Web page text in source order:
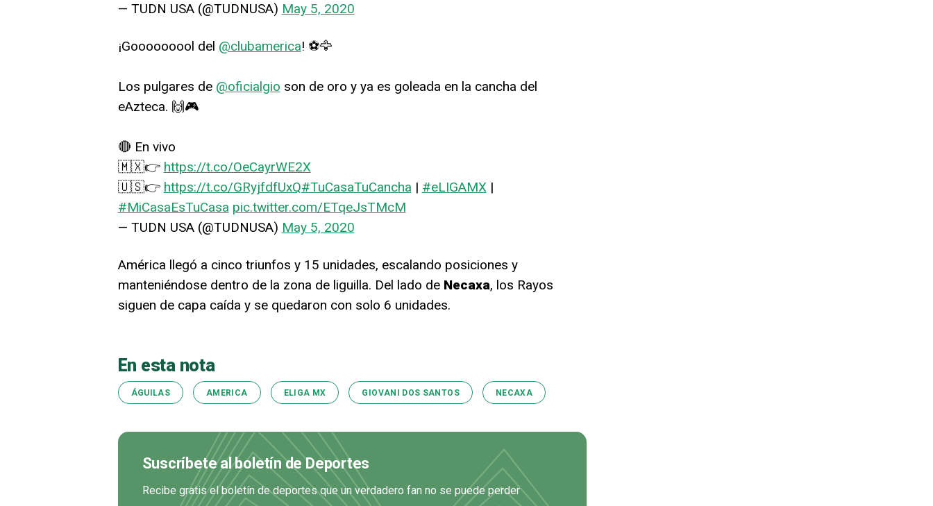
— TUDN USA (@TUDNUSA) May 5, 2020
¡Gooooooool del @clubamerica! ⚽🦅
Los pulgares de @oficialgio son de oro y ya es goleada en la cancha del
eAzteca. 🙌🎮
🔴 En vivo
🇲🇽👉 https://t.co/OeCayrWE2X
🇺🇸👉 https://t.co/GRyjfdfUxQ#TuCasaTuCancha | #eLIGAMX|
#MiCasaEsTuCasa pic.twitter.com/ETqeJsTMcM
— TUDN USA (@TUDNUSA) May 5, 2020
América llegó a cinco triunfos y 15 unidades, escalando posiciones y
manteniéndose dentro de la zona de liguilla. Del lado de Necaxa, los Rayos
siguen de capa caída y se quedaron con solo 6 unidades.
En esta nota
ÁGUILAS AMERICA ELIGA MX GIOVANI DOS SANTOS NECAXA
Suscríbete al boletín de Deportes
Recibe gratis el boletín de deportes que un verdadero fan no se puede perder